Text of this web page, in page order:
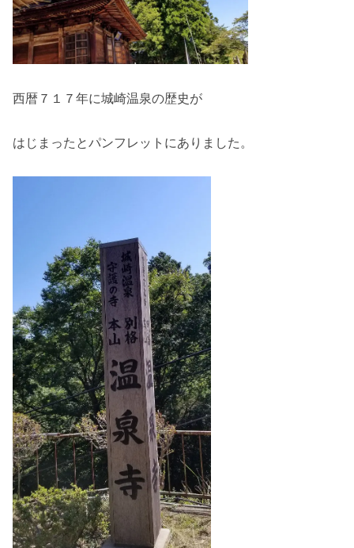
西暦７１７年に城崎温泉の歴史が
はじまったとパンフレットにありました。